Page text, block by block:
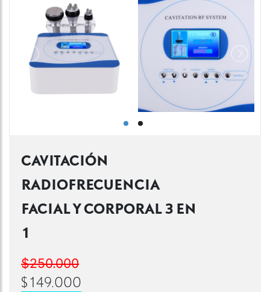
CAVITACIÓN
RADIOFRECUENCIA
FACIAL Y CORPORAL 3 EN
1
$250.000
$149.000